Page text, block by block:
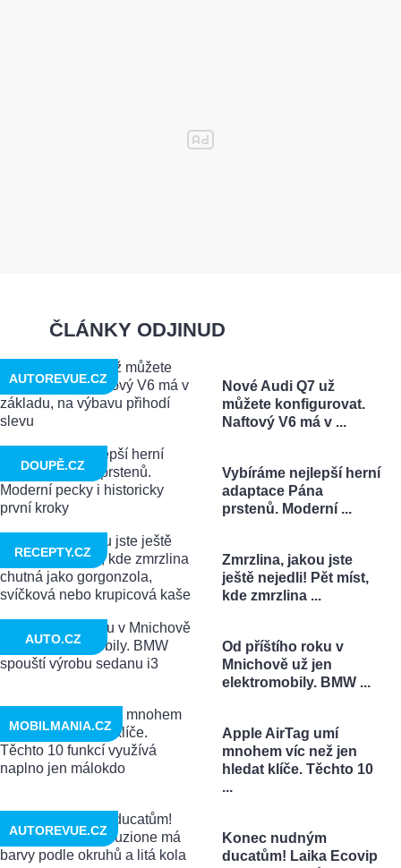
ČLÁNKY ODJINUD
Nové Audi Q7 už
můžete konfigurovat.
Naftový V6 má v ...
AUTOREVUE.CZ
Vybíráme nejlepší herní
adaptace Pána
prstenů. Moderní ...
DOUPĚ.CZ
Zmrzlina, jakou jste
ještě nejedli! Pět míst,
kde zmrzlina ...
RECEPTY.CZ
Od příštího roku v
Mnichově už jen
elektromobily. BMW ...
AUTO.CZ
Apple AirTag umí
mnohem víc než jen
hledat klíče. Těchto 10
...
MOBILMANIA.CZ
Konec nudným
ducatům! Laika Ecovip
AUTOREVUE.CZ